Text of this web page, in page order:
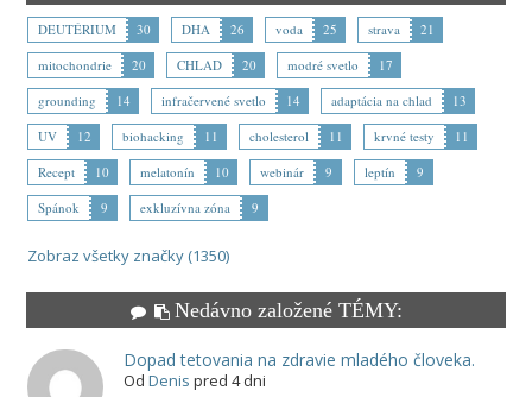
DEUTÉRIUM 30 DHA 26 voda 25 strava
21
mitochondrie
20 CHLAD 20 modré svetlo
17
grounding
14 infračervené svetlo 14 adaptácia na chlad
13
UV
12 biohacking 11 cholesterol 11 krvné testy
11
Recept
10 melatonín 10 webinár 9 leptín
9
Spánok
9 exkluzívna zóna 9
Zobraz všetky značky (1350)
Nedávno založené TÉMY:
Dopad tetovania na zdravie mladého človeka.
Od Denis pred 4 dni